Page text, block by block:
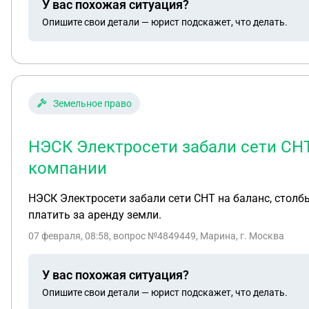
У вас похожая ситуация?
Опишите свои детали — юрист подскажет, что делать.
Земельное право
НЭСК Электросети забали сети
компании
НЭСК Электросети забали сети СНТ на баланс,
платить за аренду земли.
07 февраля, 08:58, вопрос №4849449, Марина, г. Москва
У вас похожая ситуация?
Опишите свои детали — юрист подскажет, что делать.